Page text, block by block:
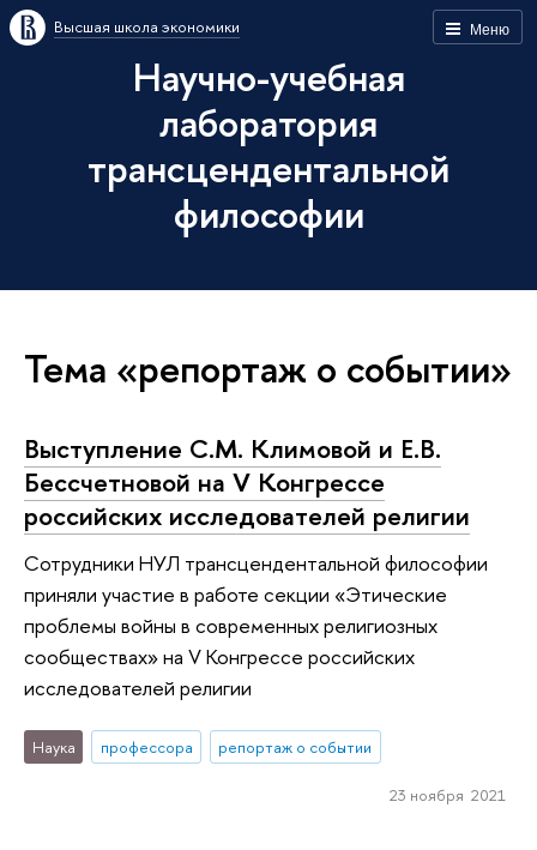
Меню
Высшая школа экономики
Научно-учебная
лаборатория
трансцендентальной
философии
Тема «репортаж о событии»
Выступление С.М. Климовой и Е.В.
Бессчетновой на V Конгрессе
российских исследователей религии
Сотрудники НУЛ трансцендентальной философии
приняли участие в работе секции «Этические
проблемы войны в современных религиозных
сообществах» на V Конгрессе российских
исследователей религии
Наука профессора репортаж о событии
23 ноября 2021